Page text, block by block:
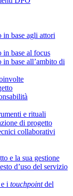
base agli attori
base al focus
base all’ambito di
e rituali
di progetto
collaborativi
e la sua gestione
d’uso del servizio
i touchpointdel